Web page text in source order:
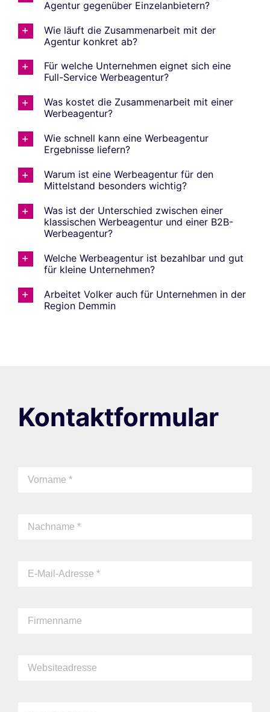
Agentur gegenüber Einzelanbietern?
Wie läuft die Zusammenarbeit mit der
Agentur konkret ab?
Für welche Unternehmen eignet sich eine
Full-Service Werbeagentur?
Was kostet die Zusammenarbeit mit einer
Werbeagentur?
Wie schnell kann eine Werbeagentur
Ergebnisse liefern?
Warum ist eine Werbeagentur für den
Mittelstand besonders wichtig?
Was ist der Unterschied zwischen einer
klassischen Werbeagentur und einer B2B-
Werbeagentur?
Welche Werbeagentur ist bezahlbar und gut
für kleine Unternehmen?
Arbeitet Volker auch für Unternehmen in der
Region Demmin
Kontaktformular